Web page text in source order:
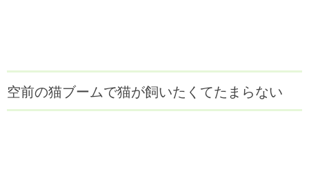
空前の猫ブームで猫が飼いたくてたまらない